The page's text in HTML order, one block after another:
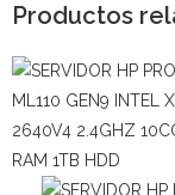
Productos